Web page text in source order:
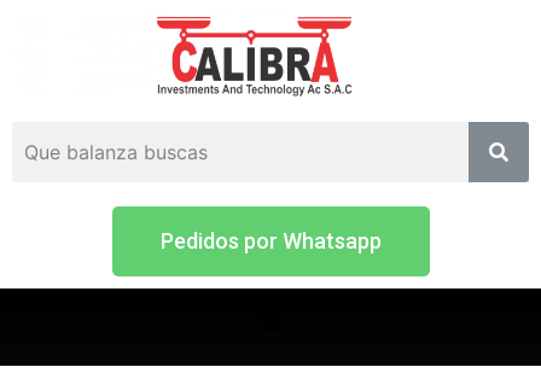
Pedidos por Whatsapp